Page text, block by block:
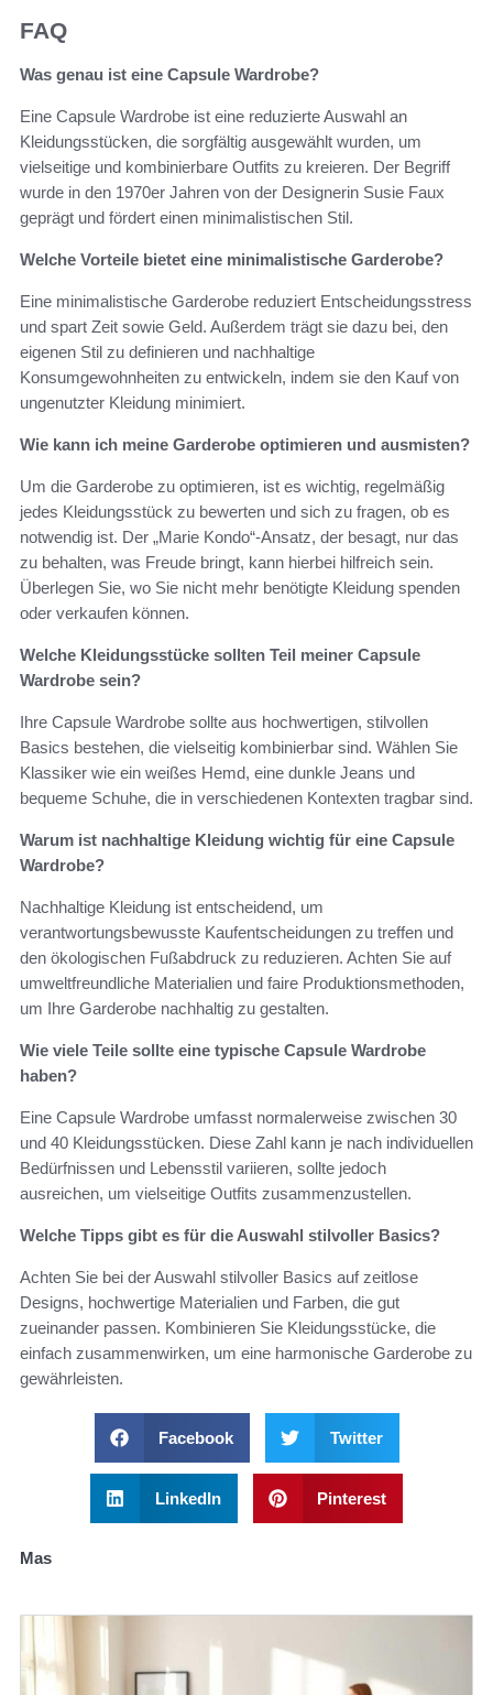
FAQ
Was genau ist eine Capsule Wardrobe?
Eine Capsule Wardrobe ist eine reduzierte Auswahl an
Kleidungsstücken, die sorgfältig ausgewählt wurden, um
vielseitige und kombinierbare Outfits zu kreieren. Der Begriff
wurde in den 1970er Jahren von der Designerin Susie Faux
geprägt und fördert einen minimalistischen Stil.
Welche Vorteile bietet eine minimalistische Garderobe?
Eine minimalistische Garderobe reduziert Entscheidungsstress
und spart Zeit sowie Geld. Außerdem trägt sie dazu bei, den
eigenen Stil zu definieren und nachhaltige
Konsumgewohnheiten zu entwickeln, indem sie den Kauf von
ungenutzter Kleidung minimiert.
Wie kann ich meine Garderobe optimieren und ausmisten?
Um die Garderobe zu optimieren, ist es wichtig, regelmäßig
jedes Kleidungsstück zu bewerten und sich zu fragen, ob es
notwendig ist. Der „Marie Kondo“-Ansatz, der besagt, nur das
zu behalten, was Freude bringt, kann hierbei hilfreich sein.
Überlegen Sie, wo Sie nicht mehr benötigte Kleidung spenden
oder verkaufen können.
Welche Kleidungsstücke sollten Teil meiner Capsule
Wardrobe sein?
Ihre Capsule Wardrobe sollte aus hochwertigen, stilvollen
Basics bestehen, die vielseitig kombinierbar sind. Wählen Sie
Klassiker wie ein weißes Hemd, eine dunkle Jeans und
bequeme Schuhe, die in verschiedenen Kontexten tragbar sind.
Warum ist nachhaltige Kleidung wichtig für eine Capsule
Wardrobe?
Nachhaltige Kleidung ist entscheidend, um
verantwortungsbewusste Kaufentscheidungen zu treffen und
den ökologischen Fußabdruck zu reduzieren. Achten Sie auf
umweltfreundliche Materialien und faire Produktionsmethoden,
um Ihre Garderobe nachhaltig zu gestalten.
Wie viele Teile sollte eine typische Capsule Wardrobe
haben?
Eine Capsule Wardrobe umfasst normalerweise zwischen 30
und 40 Kleidungsstücken. Diese Zahl kann je nach individuellen
Bedürfnissen und Lebensstil variieren, sollte jedoch
ausreichen, um vielseitige Outfits zusammenzustellen.
Welche Tipps gibt es für die Auswahl stilvoller Basics?
Achten Sie bei der Auswahl stilvoller Basics auf zeitlose
Designs, hochwertige Materialien und Farben, die gut
zueinander passen. Kombinieren Sie Kleidungsstücke, die
einfach zusammenwirken, um eine harmonische Garderobe zu
gewährleisten.
Facebook Twitter
LinkedIn Pinterest
Mas